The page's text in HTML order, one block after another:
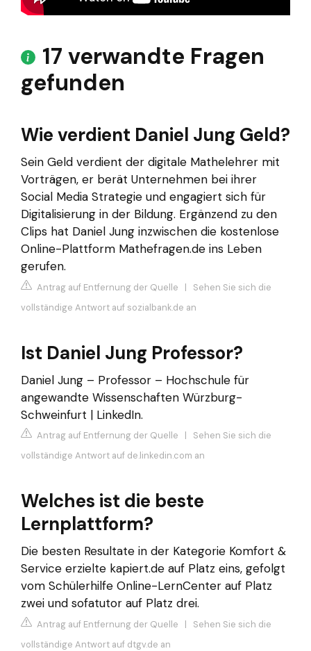
17 verwandte Fragen
gefunden
Wie verdient Daniel Jung Geld?
Sein Geld verdient der digitale Mathelehrer mit
Vorträgen, er berät Unternehmen bei ihrer
Social Media Strategie und engagiert sich für
Digitalisierung in der Bildung. Ergänzend zu den
Clips hat Daniel Jung inzwischen die kostenlose
Online-Plattform Mathefragen.de ins Leben
gerufen.
Antrag auf Entfernung der Quelle | Sehen Sie sich die
vollständige Antwort auf sozialbank.de an
Ist Daniel Jung Professor?
Daniel Jung – Professor – Hochschule für
angewandte Wissenschaften Würzburg-
Schweinfurt | LinkedIn.
Antrag auf Entfernung der Quelle | Sehen Sie sich die
vollständige Antwort auf de.linkedin.com an
Welches ist die beste
Lernplattform?
Die besten Resultate in der Kategorie Komfort &
Service erzielte kapiert.de auf Platz eins, gefolgt
vom Schülerhilfe Online-LernCenter auf Platz
zwei und sofatutor auf Platz drei.
Antrag auf Entfernung der Quelle | Sehen Sie sich die
vollständige Antwort auf dtgv.de an